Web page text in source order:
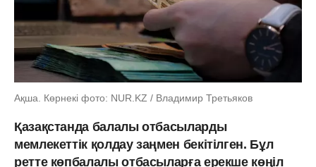
Ақша. Көрнекі фото: NUR.KZ / Владимир Третьяков
Қазақстанда балалы отбасыларды
мемлекеттік қолдау заңмен бекітілген. Бұл
ретте көпбалалы отбасыларға ерекше көңіл